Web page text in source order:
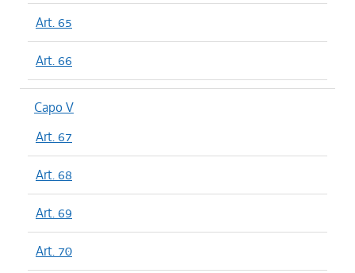
Art. 65
Art. 66
Capo V
Art. 67
Art. 68
Art. 69
Art. 70